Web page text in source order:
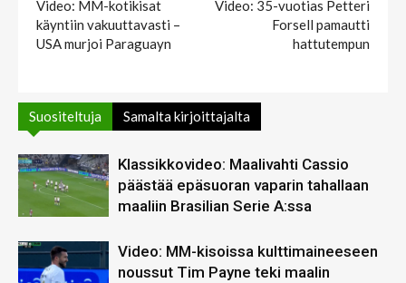
Video: MM-kotikisat
käyntiin vakuuttavasti –
USA murjoi Paraguayn
Video: 35-vuotias Petteri
Forsell pamautti
hattutempun
Suositeltuja Samalta kirjoittajalta
Klassikkovideo: Maalivahti Cassio
päästää epäsuoran vaparin tahallaan
maaliin Brasilian Serie A:ssa
Video: MM-kisoissa kulttimaineeseen
noussut Tim Payne teki maalin